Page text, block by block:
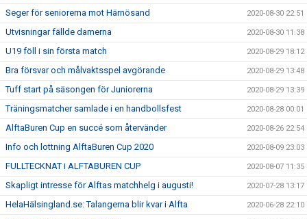
Seger för seniorerna mot Härnösand 2020-08-30 22:51
Utvisningar fällde damerna 2020-08-30 11:38
U19 föll i sin första match 2020-08-29 18:12
Bra försvar och målvaktsspel avgörande 2020-08-29 13:48
Tuff start på säsongen för Juniorerna 2020-08-29 13:39
Träningsmatcher samlade i en handbollsfest 2020-08-28 00:01
AlftaBuren Cup en succé som återvänder 2020-08-26 22:54
Info och lottning AlftaBuren Cup 2020 2020-08-09 23:03
FULLTECKNAT i ALFTABUREN CUP 2020-08-07 11:35
Skapligt intresse för Alftas matchhelg i augusti! 2020-07-28 13:17
HelaHälsingland.se: Talangerna blir kvar i Alfta 2020-06-28 22:10